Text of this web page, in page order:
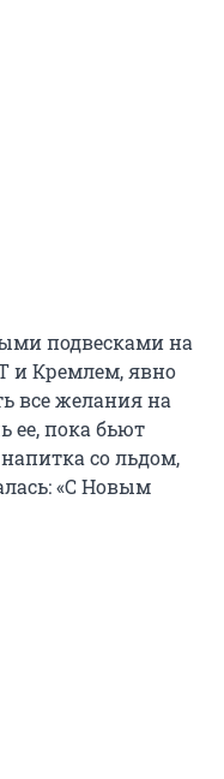
подвесками на
и Кремлем, явно
все желания на
ее, пока бьют
со льдом,
«С Новым